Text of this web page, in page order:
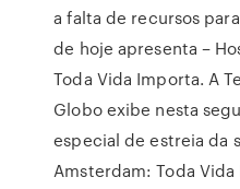
a falta de recursos
de hoje apresenta –
Toda Vida Importa. A
Globo exibe nesta
especial de estreia da
Amsterdam: Toda